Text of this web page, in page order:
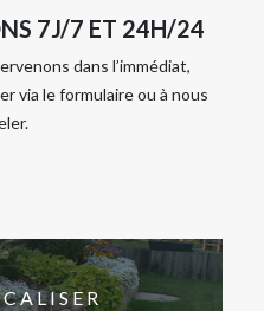
7J/7 ET 24H/24
dans l’immédiat,
via le formulaire ou à nous